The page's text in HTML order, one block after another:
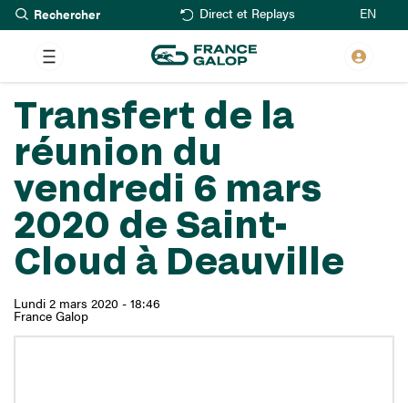
Aller
au
contenu
principal
Rechercher Direct et Replays EN
Transfert de la
réunion du
vendredi 6 mars
2020 de Saint-
Cloud à Deauville
Lundi 2 mars 2020 - 18:46
France Galop